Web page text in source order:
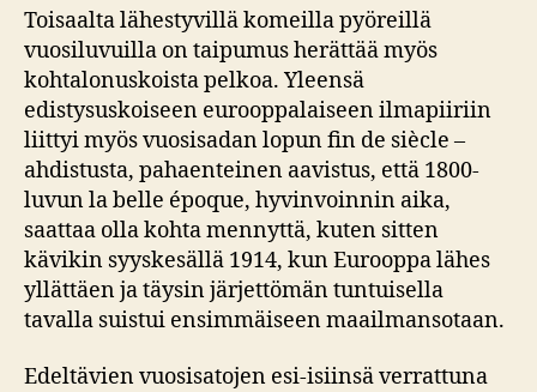
Toisaalta lähestyvillä komeilla pyöreillä
vuosiluvuilla on taipumus herättää myös
kohtalonuskoista pelkoa. Yleensä
edistysuskoiseen eurooppalaiseen ilmapiiriin
liittyi myös vuosisadan lopun fin de siècle –
ahdistusta, pahaenteinen aavistus, että 1800-
luvun la belle époque, hyvinvoinnin aika,
saattaa olla kohta mennyttä, kuten sitten
kävikin syyskesällä 1914, kun Eurooppa lähes
yllättäen ja täysin järjettömän tuntuisella
tavalla suistui ensimmäiseen maailmansotaan.
Edeltävien vuosisatojen esi-isiinsä verrattuna